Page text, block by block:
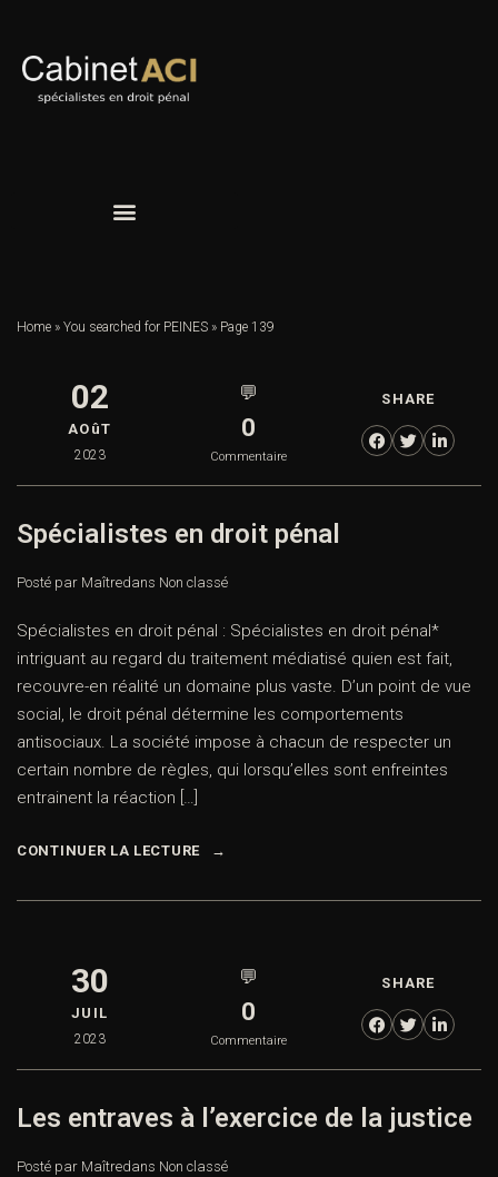
Home » You searched for PEINES » Page 139
02
AOûT
2023
💬
0
Commentaire
SHARE
Spécialistes en droit pénal
Posté par Maîtredans Non classé
Spécialistes en droit pénal : Spécialistes en droit pénal*
intriguant au regard du traitement médiatisé quien est fait,
recouvre-en réalité un domaine plus vaste. D’un point de vue
social, le droit pénal détermine les comportements
antisociaux. La société impose à chacun de respecter un
certain nombre de règles, qui lorsqu’elles sont enfreintes
entrainent la réaction […]
CONTINUER LA LECTURE
30
JUIL
2023
💬
0
Commentaire
SHARE
Les entraves à l’exercice de la justice
Posté par Maîtredans Non classé